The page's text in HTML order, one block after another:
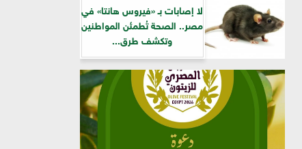
لا إصابات بـ «فيروس هانتا» في
مصر.. الصحة تُطمئن المواطنين
وتكشف طرق...